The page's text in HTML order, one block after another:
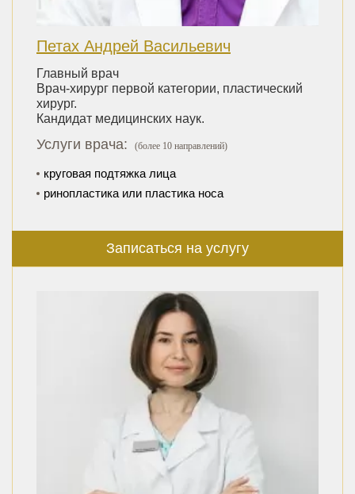
Петах Андрей Васильевич
Главный врач
Врач-хирург первой категории, пластический
хирург.
Кандидат медицинских наук.
Услуги врача: (более 10 направлений)
круговая подтяжка лица
ринопластика или пластика носа
Записаться на услугу